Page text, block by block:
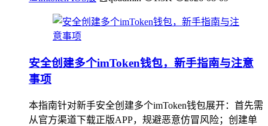
安全创建多个imToken钱包，新手指南与注意
事项
本指南针对新手安全创建多个imToken钱包展开：首先需
从官方渠道下载正版APP，规避恶意仿冒风险；创建单